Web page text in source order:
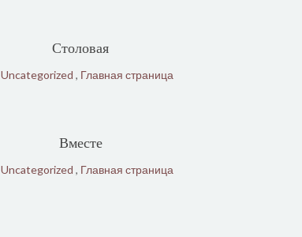
Столовая
Uncategorized , Главная страница
Вместе
Uncategorized , Главная страница